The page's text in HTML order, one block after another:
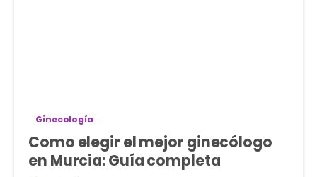
Ginecología
Como elegir el mejor ginecólogo
en Murcia: Guía completa